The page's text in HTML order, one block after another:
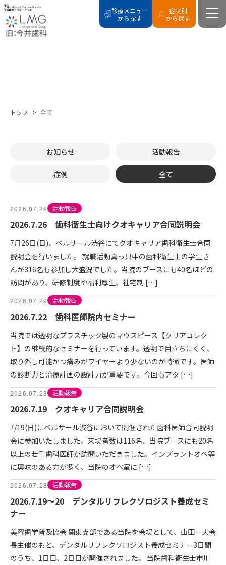
全て
八潮の歯科ならライフメディカル
総合歯科クリニック八潮
診療メニュー
から探す
症状別
から探す
トップ > 全て
お知らせ 活動報告
症例 全て
2026.07.29 活動報告
2026.7.26 歯科衛生士向けクオキャリア合同説明会
7月26日(日)、ベルサール渋谷にてクオキャリア歯科衛生士合同
説明会を行いました。 就職活動真っ只中の歯科衛生士の学生さ
んが316名も参加し大盛況でした。当院のブースにも40名ほどの
訪問があり、研修制度や福利厚生、社宅制 […]
2026.07.29 活動報告
2026.7.22 歯科医師院内セミナー
当院では透明なプラスチック製のマウスピース【クリアコレク
ト】の継続的なセミナーを行っています。透明で目立ちにくく、
取り外し可能かつ痛みがワイヤーより少ないのが特徴です。医師
の診断力と治療計画の設計力が重要です。今回もアタ […]
2026.07.28 活動報告
2026.7.19 クオキャリア合同説明会
7/19(日)にベルサール渋谷において開催された歯科医師合同説明
会に参加いたしました。来場者数は116名、当院ブースにも20名
以上の若手歯科医師が訪問いただきました。インプラントオペ等
に興味のある方が多く、当院のオペ室に […]
2026.07.28 活動報告
2026.7.19～20 デンタルリフレクソロジスト養成セミ
ナー
美容歯学普及協会 関東支部である当院を会場として、山田一夫会
長主催のもと、デンタルリフレクソロジスト養成セミナー3日間
のうち、1日目、2日目が開催されました。 当院歯科衛生士市川